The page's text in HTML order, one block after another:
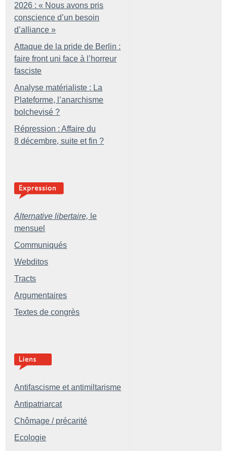
2026 : « Nous avons pris
conscience d’un besoin
d’alliance »
Attaque de la pride de Berlin :
faire front uni face à l’horreur
fasciste
Analyse matérialiste : La
Plateforme, l’anarchisme
bolchevisé ?
Répression : Affaire du
8 décembre, suite et fin ?
Alternative libertaire, le
mensuel
Communiqués
Webditos
Tracts
Argumentaires
Textes de congrès
Antifascisme et antimiltarisme
Antipatriarcat
Chômage / précarité
Ecologie